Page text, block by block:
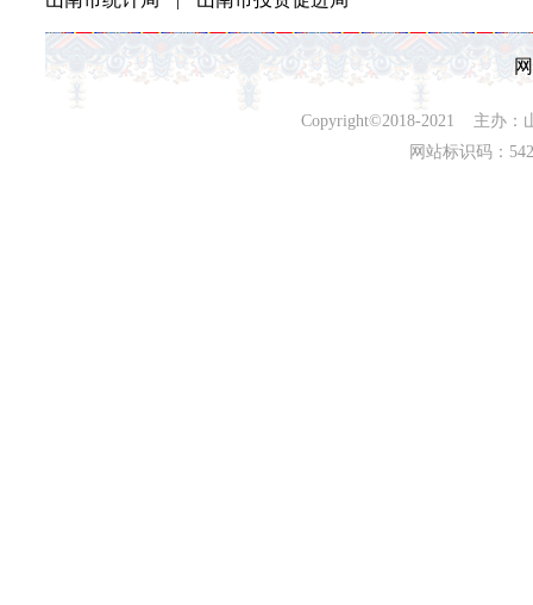
Copyright©2018-2021 主办：
网站标识码：